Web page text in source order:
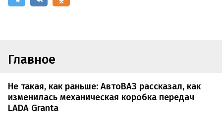
Главное
Не такая, как раньше: АвтоВАЗ рассказал, как
изменилась механическая коробка передач
LADA Granta